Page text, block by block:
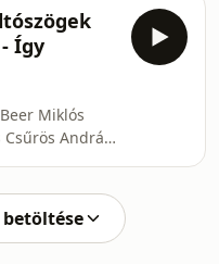
és más kér
különbség
szeret
Hogyan
nyelvét a 6-
egymást
alsó
- Így
Miklós
András
a tanári és
meg a
és a